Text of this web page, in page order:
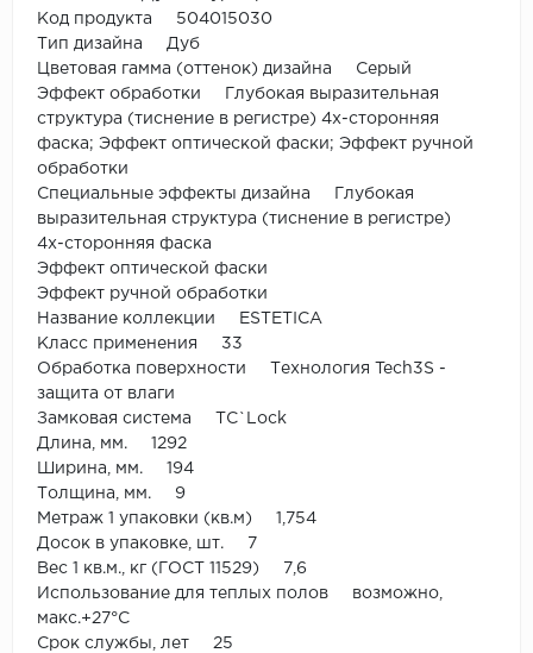
Код продукта 504015030
Тип дизайна Дуб
Цветовая гамма (оттенок) дизайна Серый
Эффект обработки Глубокая выразительная
структура (тиснение в регистре) 4х-сторонняя
фаска; Эффект оптической фаски; Эффект ручной
обработки
Специальные эффекты дизайна Глубокая
выразительная структура (тиснение в регистре)
4х-сторонняя фаска
Эффект оптической фаски
Эффект ручной обработки
Название коллекции ESTETICA
Класс применения 33
Обработка поверхности Технология Tech3S -
защита от влаги
Замковая система TС`Lock
Длина, мм. 1292
Ширина, мм. 194
Толщина, мм. 9
Метраж 1 упаковки (кв.м) 1,754
Досок в упаковке, шт. 7
Вес 1 кв.м., кг (ГОСТ 11529) 7,6
Использование для теплых полов возможно,
макс.+27°С
Срок службы, лет 25